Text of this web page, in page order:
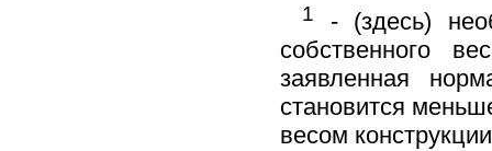
1
- (здесь)
собственного
заявленная
становится
весом